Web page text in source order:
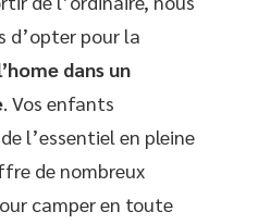
d’opter pour la
dans un
. Vos enfants
l’essentiel en pleine
de nombreux
camper en toute